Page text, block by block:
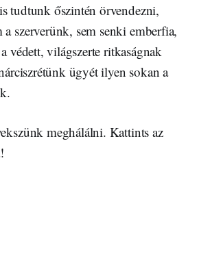
tudtunk őszintén örvendezni,
szerverünk, sem senki emberfia,
védett, világszerte ritkaságnak
ügyét ilyen sokan a
meghálálni. Kattints az